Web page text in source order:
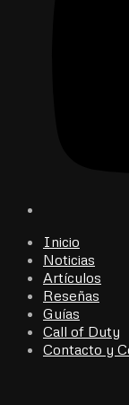
Inicio
Noticias
Artículos
Reseñas
Guías
Call of Duty
Contacto y